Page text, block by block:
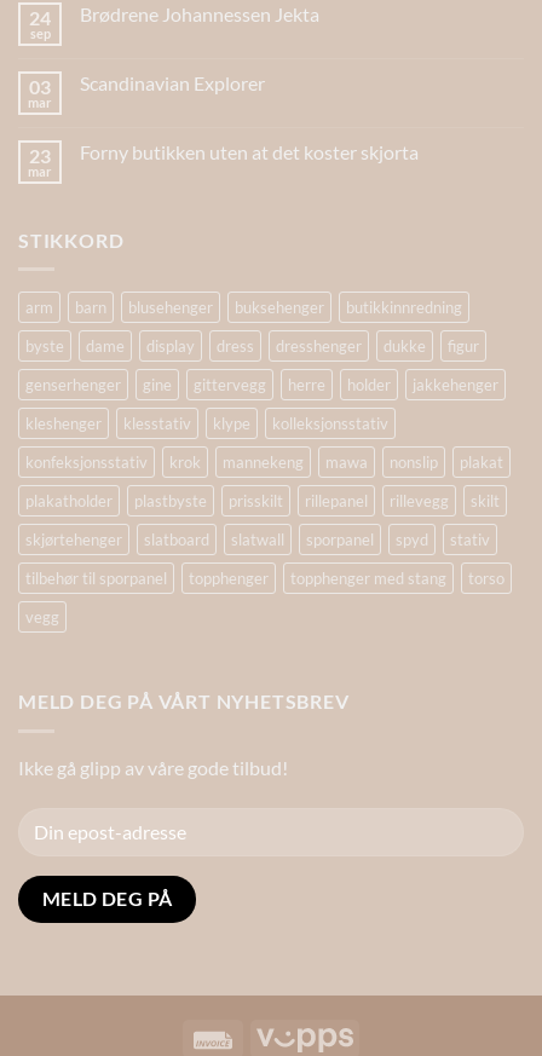
24
sep
Brødrene Johannessen Jekta
03
mar
Scandinavian Explorer
23
mar
Forny butikken uten at det koster skjorta
STIKKORD
arm barn blusehenger buksehenger
butikkinnredning
byste
dame display dress dresshenger dukke
figur
genserhenger
gine gittervegg herre holder
jakkehenger
kleshenger
klesstativ klype
kolleksjonsstativ
konfeksjonsstativ
krok mannekeng mawa nonslip
plakat
plakatholder
plastbyste prisskilt rillepanel rillevegg
skilt
skjørtehenger
slatboard slatwall sporpanel spyd
stativ
tilbehør til sporpanel
topphenger topphenger med stang
torso
vegg
MELD DEG PÅ VÅRT NYHETSBREV
Ikke gå glipp av våre gode tilbud!
Invoice Vipps